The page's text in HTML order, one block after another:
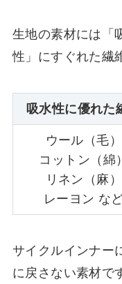
生地の素材には「
性」にすぐれた繊
吸水性に優れた
ウール（毛）
コットン（綿）
リネン（麻）
レーヨン な
サイクルインナー
に戻さない素材で